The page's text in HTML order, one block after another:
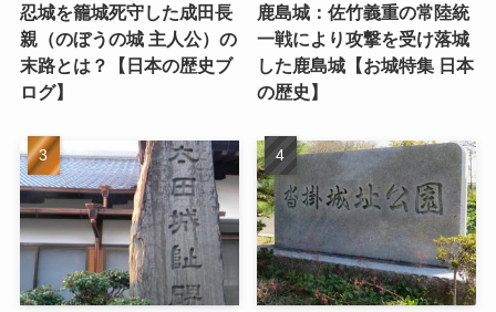
忍城を籠城死守した成田長
親（のぼうの城 主人公）の
末路とは？【日本の歴史ブ
ログ】
鹿島城：佐竹義重の常陸統
一戦により攻撃を受け落城
した鹿島城【お城特集 日本
の歴史】